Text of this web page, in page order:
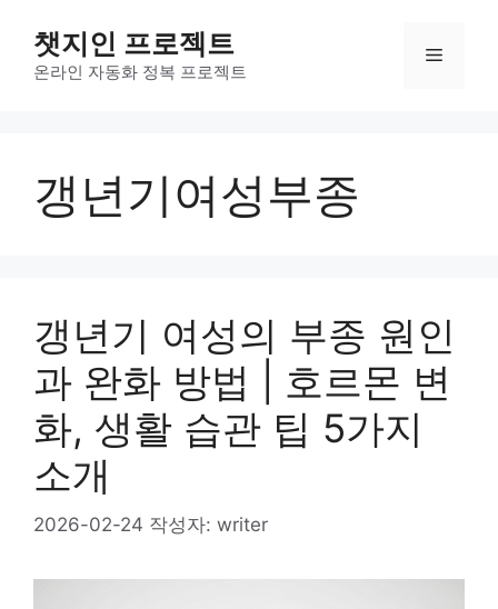
챗지인 프로젝트
온라인 자동화 정복 프로젝트
메
갱년기여성부종
갱년기 여성의 부종 원인
과 완화 방법 | 호르몬 변
화, 생활 습관 팁 5가지
소개
2026-02-24 작성자: writer